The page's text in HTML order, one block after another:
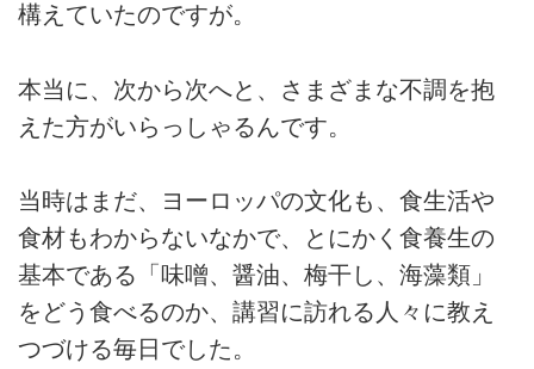
構えていたのですが。
本当に、次から次へと、さまざまな不調を抱
えた方がいらっしゃるんです。
当時はまだ、ヨーロッパの文化も、食生活や
食材もわからないなかで、とにかく食養生の
基本である「味噌、醤油、梅干し、海藻類」
をどう食べるのか、講習に訪れる人々に教え
つづける毎日でした。